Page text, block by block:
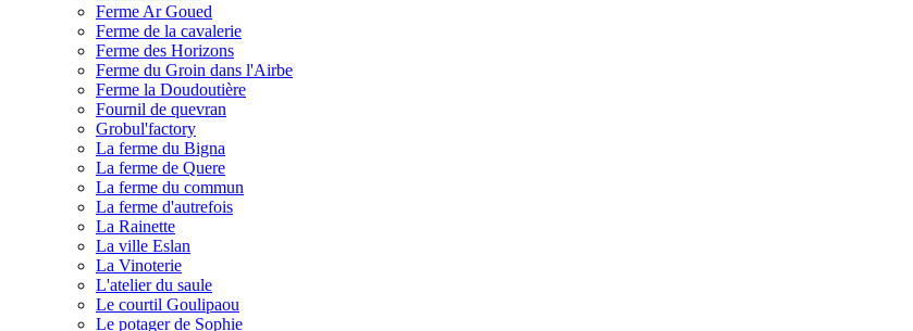
Ferme Ar Goued
Ferme de la cavalerie
Ferme des Horizons
Ferme du Groin dans l'Airbe
Ferme la Doudoutière
Fournil de quevran
Grobul'factory
La ferme du Bigna
La ferme de Quere
La ferme du commun
La ferme d'autrefois
La Rainette
La ville Eslan
La Vinoterie
L'atelier du saule
Le courtil Goulipaou
Le potager de Sophie